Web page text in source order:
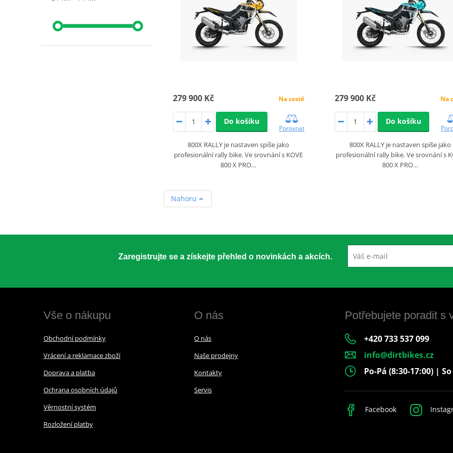
279 900 Kč Na cestě
Do košíku
Porovnat
800X RALLY je nastaven spíše jako
profesionální rally bike. Ve srovnání s KOVE
800 X PRO…
279 900 Kč Na
Do košíku
800X RALLY je nastaven spíše jako
profesionální rally bike. Ve srovnání s
800 X PRO…
Nahoru
Zaregistrujte se a získejte přehled o novinkách a akcích.
Vše o nákupu
Obchodní podmínky
Vrácení a reklamace zboží
Doprava a platba
Ochrana osobních údajů
Věrnostní systém
Rozložení platby
O nás
O nás
Naše prodejny
Kontakty
Servis
Potřebujete poradit s
+420 733 537 099
info@dirtbikes.cz
Po-Pá (8:30-17:00) |
Facebook